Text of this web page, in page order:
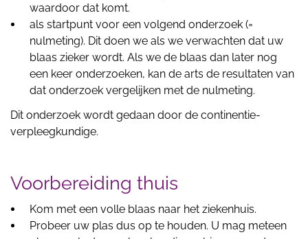
waardoor dat komt.
als startpunt voor een volgend onderzoek (=
nulmeting). Dit doen we als we verwachten dat uw
blaas zieker wordt. Als we de blaas dan later nog
een keer onderzoeken, kan de arts de resultaten van
dat onderzoek vergelijken met de nulmeting.
Dit onderzoek wordt gedaan door de continentie-
verpleegkundige.
Voorbereiding thuis
Kom met een volle blaas naar het ziekenhuis.
Probeer uw plas dus op te houden. U mag meteen